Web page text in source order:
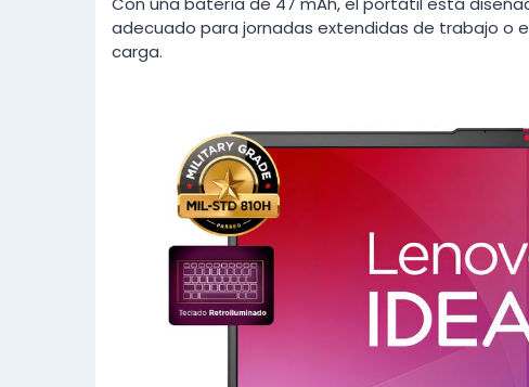
adecuado para jornadas extendidas de trabajo o
carga.